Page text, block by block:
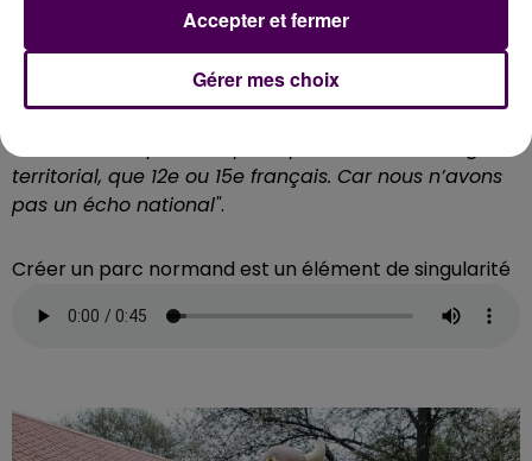
"Nous ne sommes pas un parc national
mais bien régional. Notre clientèle couvre toute la
Normandie. Les visiteurs viennent des cinq
normand, ce qui correspond plus à notre ancrage
territorial, que 12e ou 15e français. Car nous n’avons
pas un écho national".
Créer un parc normand est un élément de singularité
Gérer mes choix
Accepter et fermer